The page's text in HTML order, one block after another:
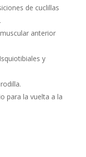
de cuclillas
anterior
y
para la vuelta a la